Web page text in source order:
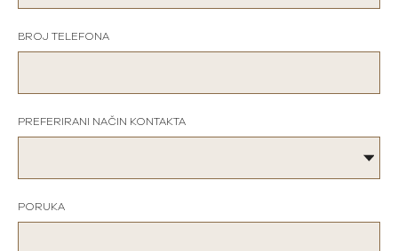
BROJ TELEFONA
PREFERIRANI NAČIN KONTAKTA
PORUKA